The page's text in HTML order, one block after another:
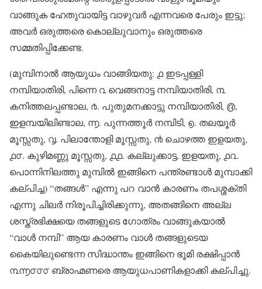
വാങ്ങുക ഹേതുവായിട്ട വാഴുവർ എന്നവരെ പേരും ഇട്ടു;
അവർ ഒരുത്തരെ കൊല്ലുവാനും ഒരുത്തരെ
സമ്മതിപ്പിക്കേണ്ട.
(മുമ്പിനാൽ ആയുധം വാങ്ങിയതു: ൧ ഇടപ്പള്ളി
നമ്പിയാതിരി, പിന്നെ ൨ വെങ്ങനാട്ട നമ്പിയാതിരി, ൩
കനിത്തലപ്പണ്ടാല, ൪. പുതുമനക്കാട്ടു നമ്പിയാതിരി, ൫,
ഇളമ്പയിലിണ്ടാല, ൬. പുന്നത്തൂർ നമ്പിടി, ൭. തലയൂർ
മൂസ്സതു, ൮. പിലാന്തോളി മൂസ്സതു, ൯ ചൊഴത്ത ഇളയതു,
൧൦. കുഴിമണ്ണു മൂസ്സതു, ൧൧. കല്ലുക്കാട്ട, ഇളയതു, ൧൨.
പൊന്നിനിലത്തു മുമ്പിൽ ഇങ്ങിനെ പന്ത്രണ്ടാൾ മുമ്പാക്കി
കല്പിച്ച) “തങ്ങൾ” എന്നു പറ വാൻ കാരണം തപശ്ശക്തി
എന്നു ചിലർ നിരൂപിച്ചിരിക്കുന്നു, അതങ്ങിനെ അല്ല
ശസ്ത്രഭിക്ഷയെ തങ്ങളുടെ ഗോത്രം വാങ്ങുകയാൽ
“വാൾ നമ്പി” ആയ കാരണം വാൾ തങ്ങളുടെയ
കൈയിലുണ്ടെന്ന സിദ്ധാന്തം ഇങ്ങിനെ ഭൂമി രക്ഷിപ്പാൻ
൩൬൦൦൦ ബ്രാഹ്മണരെ ആയുധപാണികളാക്കി കല്പിച്ചു.